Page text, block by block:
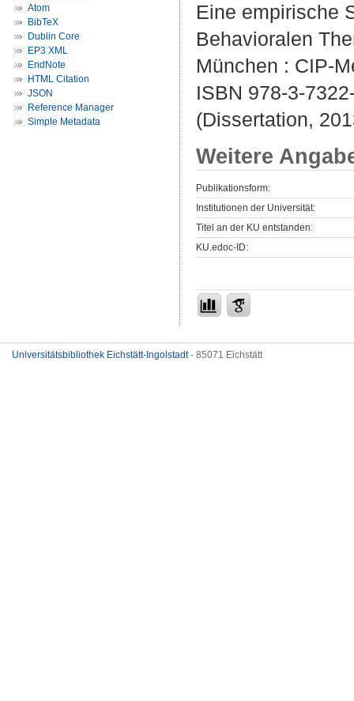
Atom
BibTeX
Dublin Core
EP3 XML
EndNote
HTML Citation
JSON
Reference Manager
Simple Metadata
Eine empirische
Behavioralen
München : CIP-
ISBN 978-3-
(Dissertation,
Weitere
Publikationsform:
Institutionen der Universität:
Titel an der KU entstanden:
KU.edoc-ID:
Universitätsbibliothek Eichstätt-Ingolstadt- 85071 Eichstätt